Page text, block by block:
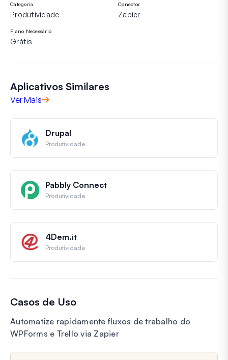
Categoria
Produtividade
Conector
Zapier
Plano Necessário
Grátis
Aplicativos Similares
Ver Mais
Drupal
Produtividade
Pabbly Connect
Produtividade
4Dem.it
Produtividade
Casos de Uso
Automatize rapidamente fluxos de trabalho do
WPForms e Trello via Zapier